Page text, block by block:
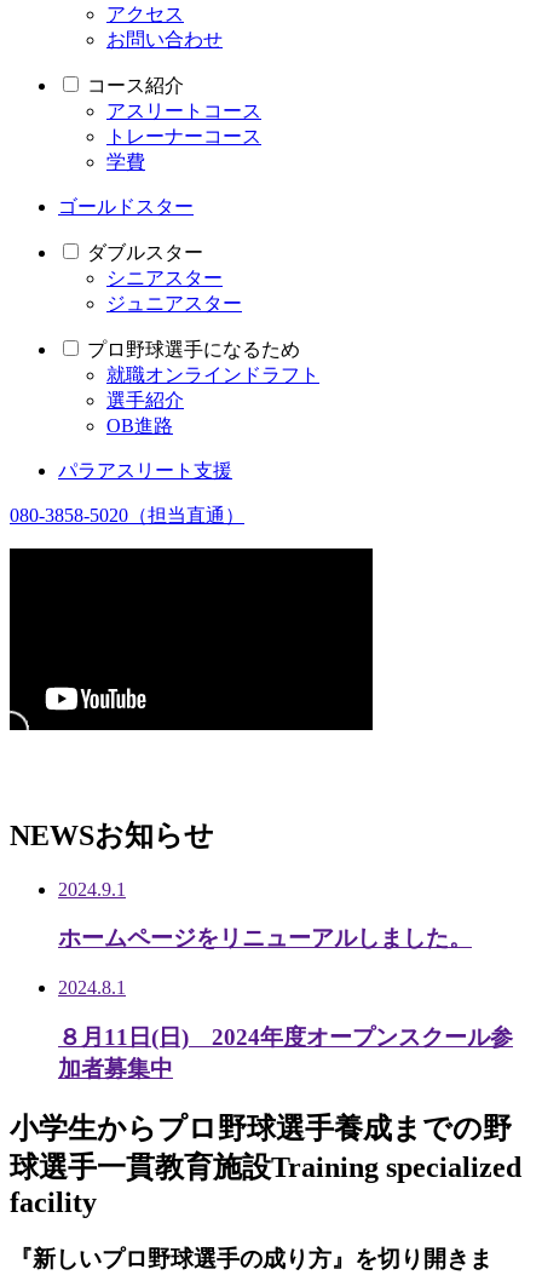
アクセス
お問い合わせ
コース紹介
アスリートコース
トレーナーコース
学費
ゴールドスター
ダブルスター
シニアスター
ジュニアスター
プロ野球選手になるため
就職オンラインドラフト
選手紹介
OB進路
パラアスリート支援
080-3858-5020 （担当直通）
NEWSお知らせ
2024.9.1
ホームページをリニューアルしました。
2024.8.1
８月11日(日) 2024年度オープンスクール参
加者募集中
小学生からプロ野球選手養成までの野
球選手一貫教育施設Training specialized
facility
『新しいプロ野球選手の成り方』を切り開きま